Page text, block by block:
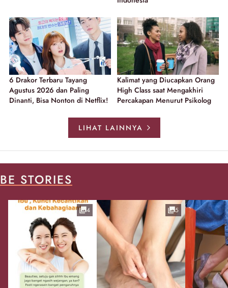
6 Drakor Terbaru Tayang
Agustus 2026 dan Paling
Dinanti, Bisa Nonton di Netflix!
Kalimat yang Diucapkan Orang
High Class saat Mengakhiri
Percakapan Menurut Psikolog
LIHAT LAINNYA
BE STORIES
4 5